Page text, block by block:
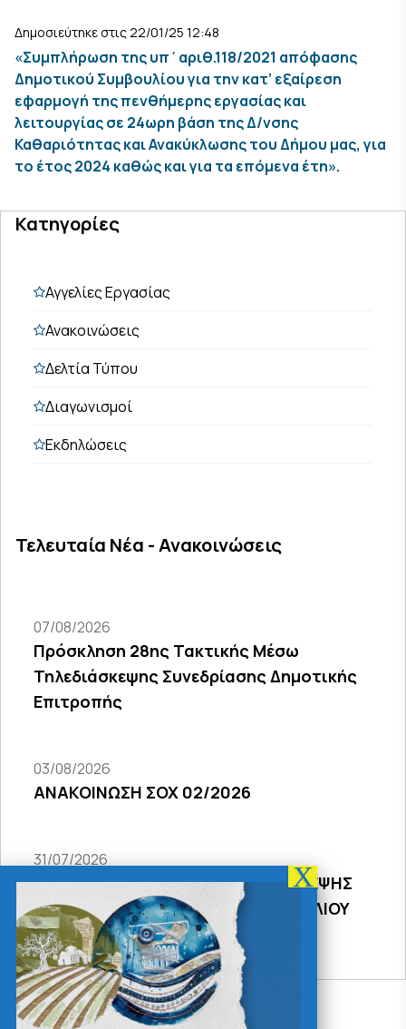
Δημοσιεύτηκε στις 22/01/25 12:48
«Συμπλήρωση της υπ΄αριθ.118/2021 απόφασης
Δημοτικού Συμβουλίου για την κατ’ εξαίρεση
εφαρμογή της πενθήμερης εργασίας και
λειτουργίας σε 24ωρη βάση της Δ/νσης
Καθαριότητας και Ανακύκλωσης του Δήμου μας, για
το έτος 2024 καθώς και για τα επόμενα έτη».
Κατηγορίες
Αγγελίες Εργασίας
Ανακοινώσεις
Δελτία Τύπου
Διαγωνισμοί
Εκδηλώσεις
Τελευταία Νέα - Ανακοινώσεις
07/08/2026
Πρόσκληση 28ης Τακτικής Μέσω
Τηλεδιάσκεψης Συνεδρίασης Δημοτικής
Επιτροπής
03/08/2026
ΑΝΑΚΟΙΝΩΣΗ ΣΟΧ 02/2026
31/07/2026
ΠΡΟΣΚΛΗΣΗ 18Σ ΜΕΣΩ ΤΗΛΕΔΙΑΣΚΕΨΗΣ
ΣΥΝΕΔΡΙΑΣΗΣ ΔΗΜΟΤΙΚΟΥ ΣΥΜΒΟΥΛΙΟΥ
2026